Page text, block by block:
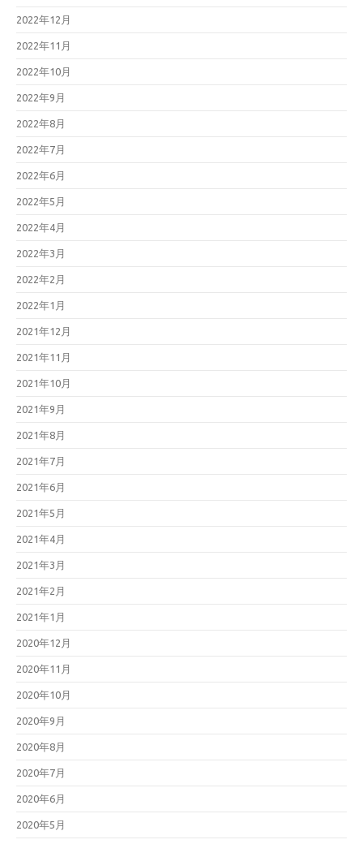
2022年12月
2022年11月
2022年10月
2022年9月
2022年8月
2022年7月
2022年6月
2022年5月
2022年4月
2022年3月
2022年2月
2022年1月
2021年12月
2021年11月
2021年10月
2021年9月
2021年8月
2021年7月
2021年6月
2021年5月
2021年4月
2021年3月
2021年2月
2021年1月
2020年12月
2020年11月
2020年10月
2020年9月
2020年8月
2020年7月
2020年6月
2020年5月